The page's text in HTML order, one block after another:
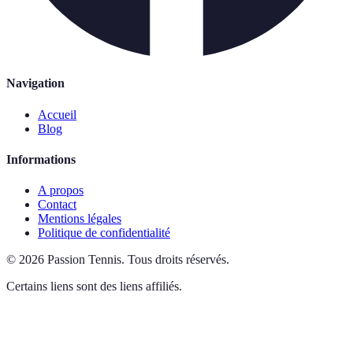
Navigation
Accueil
Blog
Informations
A propos
Contact
Mentions légales
Politique de confidentialité
© 2026 Passion Tennis. Tous droits réservés.
Certains liens sont des liens affiliés.